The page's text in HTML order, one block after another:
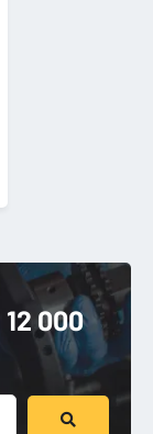
12 000